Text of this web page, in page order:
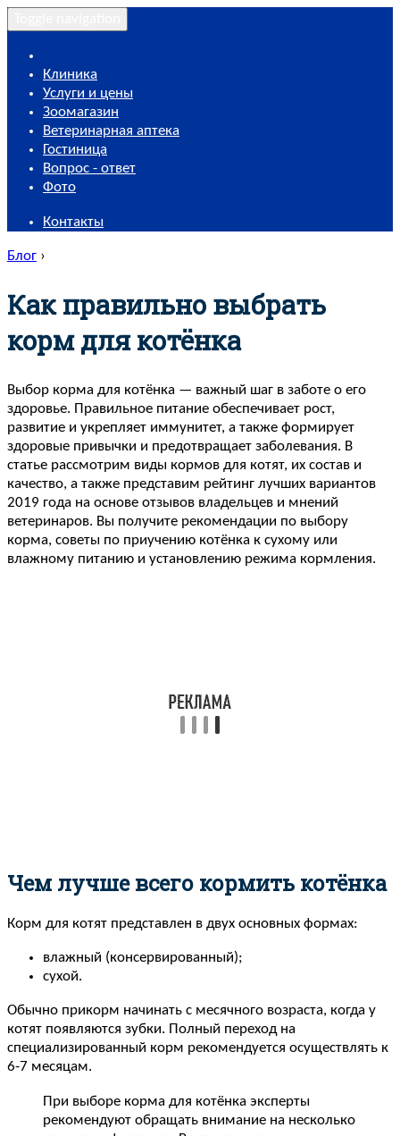
Клиника
Услуги и цены
Зоомагазин
Ветеринарная аптека
Гостиница
Вопрос - ответ
Фото
Контакты
Блог ›
Как правильно выбрать
корм для котёнка
Выбор корма для котёнка — важный шаг в заботе о его
здоровье. Правильное питание обеспечивает рост,
развитие и укрепляет иммунитет, а также формирует
здоровые привычки и предотвращает заболевания. В
статье рассмотрим виды кормов для котят, их состав и
качество, а также представим рейтинг лучших вариантов
2019 года на основе отзывов владельцев и мнений
ветеринаров. Вы получите рекомендации по выбору
корма, советы по приучению котёнка к сухому или
влажному питанию и установлению режима кормления.
Чем лучше всего кормить котёнка
Корм для котят представлен в двух основных формах:
влажный (консервированный);
сухой.
Обычно прикорм начинать с месячного возраста, когда у
котят появляются зубки. Полный переход на
специализированный корм рекомендуется осуществлять к
6-7 месяцам.
При выборе корма для котёнка эксперты
рекомендуют обращать внимание на несколько